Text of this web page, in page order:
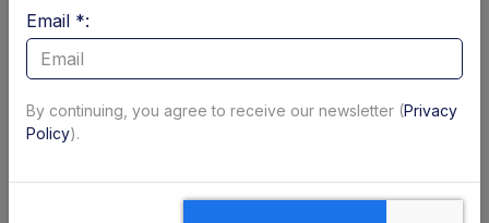
Email *:
By continuing, you agree to receive our newsletter (Privacy
Policy).